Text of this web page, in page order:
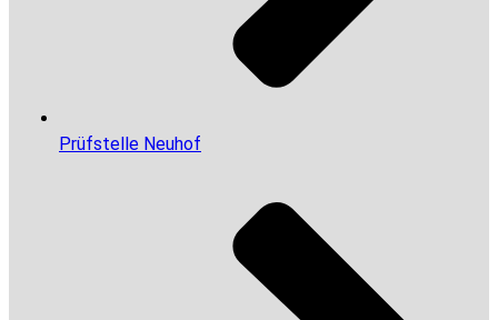
Prüfstelle Neuhof